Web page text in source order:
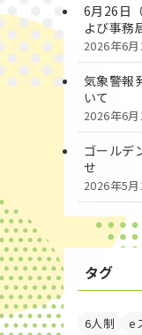
6月26日
よび事務
2026年6
気象警報
いて
2026年6
ゴールデ
せ
2026年5月
タグ
6人制 e